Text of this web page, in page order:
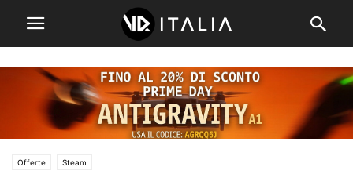
Offerte Steam